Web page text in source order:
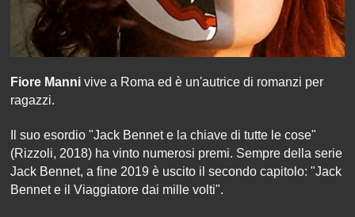
Fiore Manni vive a Roma ed è un'autrice di romanzi per
ragazzi.
Il suo esordio "Jack Bennet e la chiave di tutte le cose"
(Rizzoli, 2018) ha vinto numerosi premi. Sempre della serie
Jack Bennet, a fine 2019 è uscito il secondo capitolo: "Jack
Bennet e il Viaggiatore dai mille volti".